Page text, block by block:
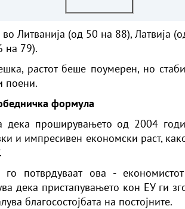
УНИЈА?
Литванија (од 50 на 88), Латвија
на 79).
растот беше поумерен, но
поени.
формула
дека проширувањето од 2004
и импресивен економски раст,
потврдуваат ова -
дека пристапувањето кон ЕУ ги
благосостојбата на постојните.